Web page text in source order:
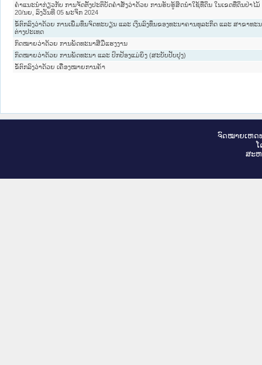
ຄຳແນະນຳກ່ຽວກັບ ການຈັດຕັ້ງປະຕິບັດຄຳສັ່ງວ່າດ້ວຍ ການຮັບຮູ້ສິດນຳໃຊ້ທີ່ດິນ ໃນເຂດທີ່ດິນປ່າໄມ້
20/ນຍ, ລົງວັນທີ 05 ພະຈິກ 2024
ຂໍ້ຕົກລົງວ່າດ້ວຍ ການເພີ່ມທຶນຈົດທະບຽນ ແລະ ເງິນລົງທຶນຂອງທະນາຄານທຸລະກິດ ແລະ ສາຂາທະ
ຕ່າງປະເທດ
ກົດໝາຍວ່າດ້ວຍ ການພັດທະນາສີມືແຮງງານ
ກົດໝາຍວ່າດ້ວຍ ການພັດທະນາ ແລະ ປົກປ້ອງແມ່ຍິງ (ສະບັບປັບປຸງ)
ຂໍ້ຕົກລົງວ່າດ້ວຍ ເຄື່ອງໝາຍການຄ້າ
ຈົດ​ໝາຍ​ເຫດ​
ສະ​ຫ